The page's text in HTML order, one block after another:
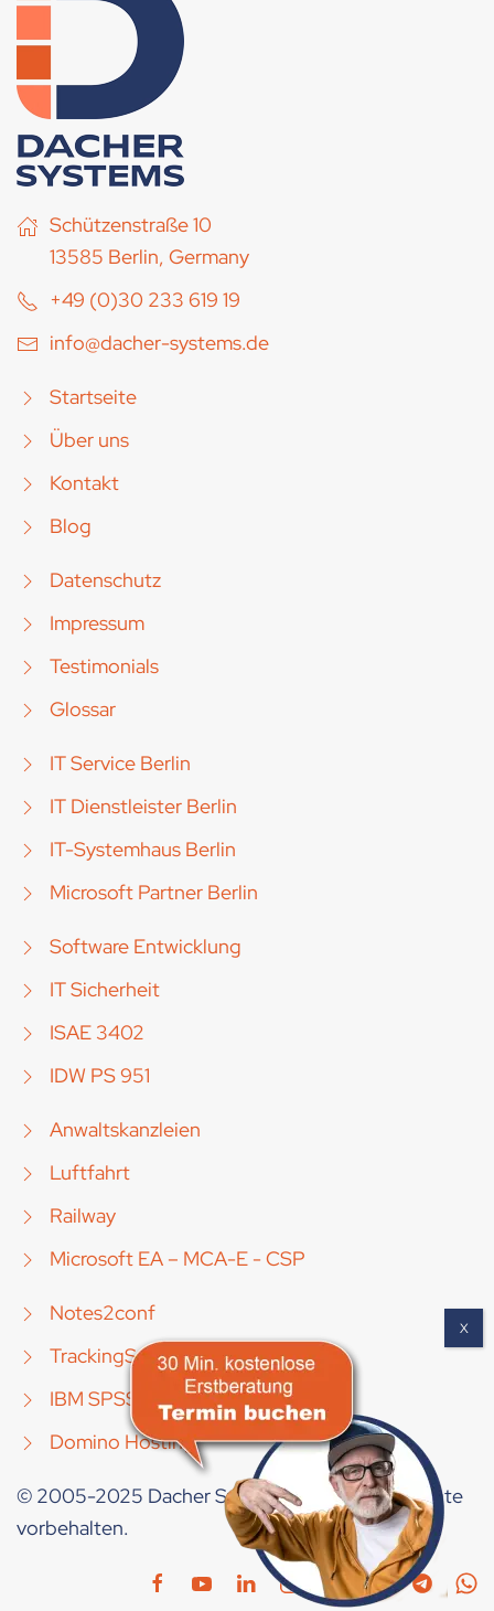
Schützenstraße 10
13585 Berlin, Germany
+49 (0)30 233 619 19
info@dacher-systems.de
Startseite
Über uns
Kontakt
Blog
Datenschutz
Impressum
Testimonials
Glossar
IT Service Berlin
IT Dienstleister Berlin
IT-Systemhaus Berlin
Microsoft Partner Berlin
Software Entwicklung
IT Sicherheit
ISAE 3402
IDW PS 951
Anwaltskanzleien
Luftfahrt
Railway
Microsoft EA – MCA-E - CSP
Notes2conf
TrackingSuite [Mobile]
IBM SPSS
Domino Hosting
© 2005-2025 Dacher Systems GmbH. Alle Rechte
vorbehalten.